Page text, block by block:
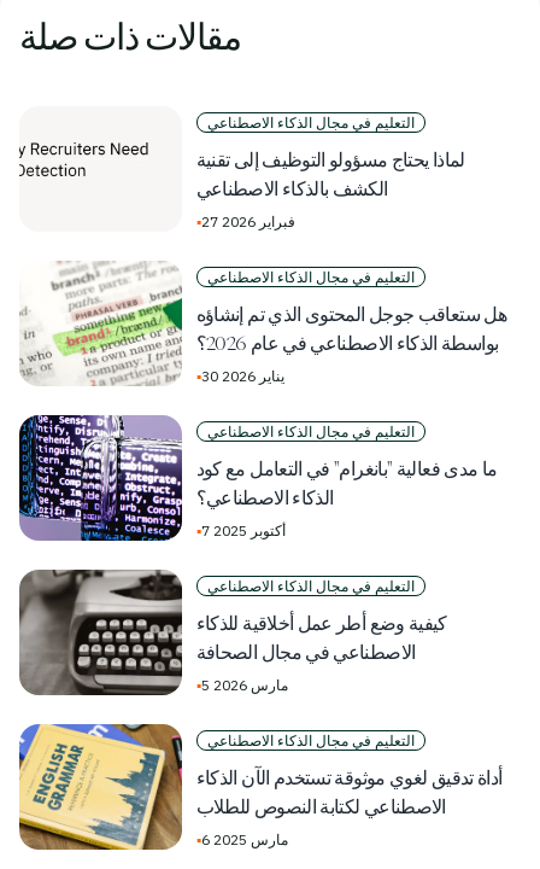
مقالات ذات صلة
التعليم في مجال الذكاء الاصطناعي
لماذا يحتاج مسؤولو التوظيف إلى تقنية
الكشف بالذكاء الاصطناعي
▪ 27 فبراير 2026
التعليم في مجال الذكاء الاصطناعي
هل ستعاقب جوجل المحتوى الذي تم إنشاؤه
بواسطة الذكاء الاصطناعي في عام 2026؟
▪ 30 يناير 2026
التعليم في مجال الذكاء الاصطناعي
ما مدى فعالية "بانغرام" في التعامل مع كود
الذكاء الاصطناعي؟
▪ 7 أكتوبر 2025
التعليم في مجال الذكاء الاصطناعي
كيفية وضع أطر عمل أخلاقية للذكاء
الاصطناعي في مجال الصحافة
▪ 5 مارس 2026
التعليم في مجال الذكاء الاصطناعي
أداة تدقيق لغوي موثوقة تستخدم الآن الذكاء
الاصطناعي لكتابة النصوص للطلاب
▪ 6 مارس 2025